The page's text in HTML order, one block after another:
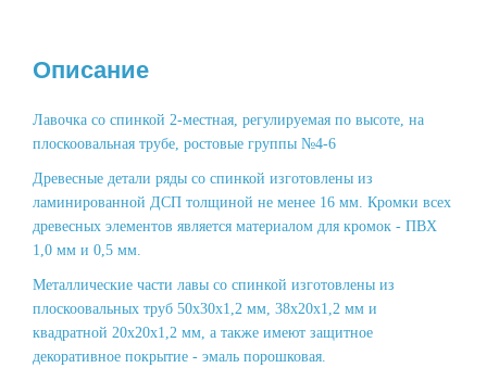
Описание
Лавочка со спинкой 2-местная, регулируемая по высоте, на
плоскоовальная трубе, ростовые группы №4-6
Древесные детали ряды со спинкой изготовлены из
ламинированной ДСП толщиной не менее 16 мм. Кромки всех
древесных элементов является материалом для кромок - ПВХ
1,0 мм и 0,5 мм.
Металлические части лавы со спинкой изготовлены из
плоскоовальных труб 50х30х1,2 мм, 38х20х1,2 мм и
квадратной 20х20х1,2 мм, а также имеют защитное
декоративное покрытие - эмаль порошковая.